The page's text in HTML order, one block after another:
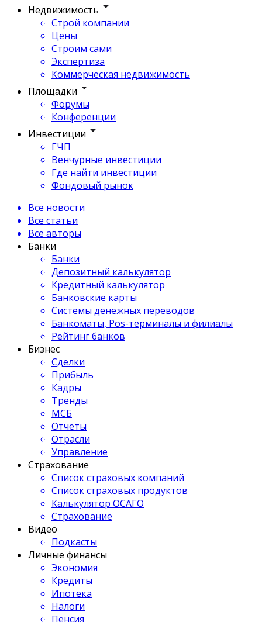
Недвижимость
Строй компании
Цены
Строим сами
Экспертиза
Коммерческая недвижимость
Площадки
Форумы
Конференции
Инвестиции
ГЧП
Венчурные инвестиции
Где найти инвестиции
Фондовый рынок
Все новости
Все статьи
Все авторы
Банки
Банки
Депозитный калькулятор
Кредитный калькулятор
Банковские карты
Системы денежных переводов
Банкоматы, Pos-терминалы и филиалы
Рейтинг банков
Бизнес
Сделки
Прибыль
Кадры
Тренды
МСБ
Отчеты
Отрасли
Управление
Страхование
Список страховых компаний
Список страховых продуктов
Калькулятор ОСАГО
Страхование
Видео
Подкасты
Личные финансы
Экономия
Кредиты
Ипотека
Налоги
Пенсия